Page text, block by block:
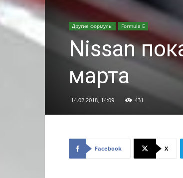
Другие формулы Formula E
Nissan
марта
14.02.2018, 14:09 431
Facebook X